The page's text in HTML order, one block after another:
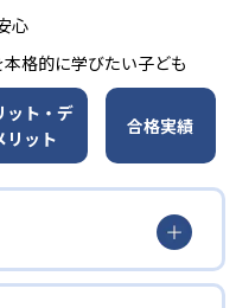
心
格的に学びたい子ども
ット・デ
リット
合格実績
講師による2名体制